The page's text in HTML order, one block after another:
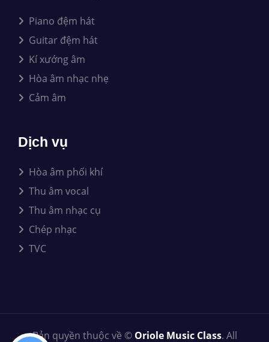
Piano đệm hát
Guitar đệm hát
Kí xướng âm
Hòa âm nhạc nhẹ
Cảm âm
Dịch vụ
Hòa âm phối khí
Thu âm vocal
Thu âm nhạc cụ
Chép nhạc
TVC
Bản quyền thuộc về © Oriole Music Class. All